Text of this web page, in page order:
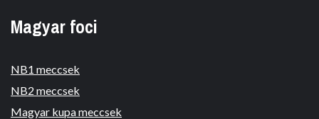
Magyar foci
NB1 meccsek
NB2 meccsek
Magyar kupa meccsek